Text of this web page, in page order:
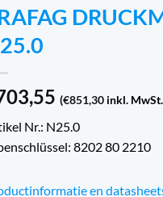
(€851,30 inkl.
Nr.: N25.0
8202 80 2210
en